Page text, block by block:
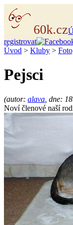
60k.cz
registrovat
Úvod > Kluby >
Pejsci
(autor: alava , dne:
Noví členové naší